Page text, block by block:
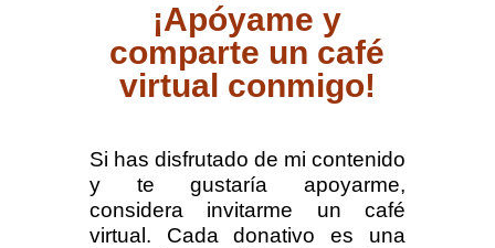
¡Apóyame y
comparte un café
virtual conmigo!
Si has disfrutado de mi contenido
y te gustaría apoyarme,
considera invitarme un café
virtual. Cada donativo es una